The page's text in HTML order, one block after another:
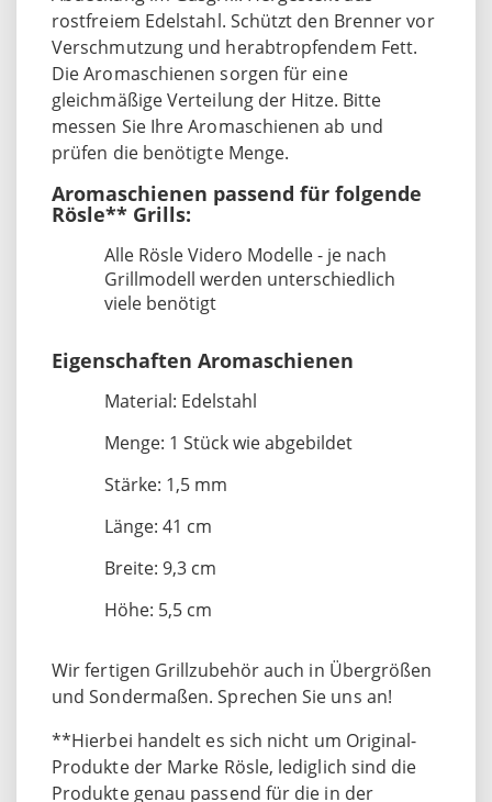
rostfreiem Edelstahl. Schützt den Brenner vor
Verschmutzung und herabtropfendem Fett.
Die Aromaschienen sorgen für eine
gleichmäßige Verteilung der Hitze. Bitte
messen Sie Ihre Aromaschienen ab und
prüfen die benötigte Menge.
Aromaschienen passend für folgende
Rösle** Grills:
Alle Rösle Videro Modelle - je nach
Grillmodell werden unterschiedlich
viele benötigt
Eigenschaften Aromaschienen
Material: Edelstahl
Menge: 1 Stück wie abgebildet
Stärke: 1,5 mm
Länge: 41 cm
Breite: 9,3 cm
Höhe: 5,5 cm
Wir fertigen Grillzubehör auch in Übergrößen
und Sondermaßen. Sprechen Sie uns an!
**Hierbei handelt es sich nicht um Original-
Produkte der Marke Rösle, lediglich sind die
Produkte genau passend für die in der